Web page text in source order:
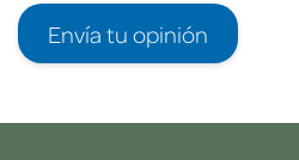
Envía tu opinión